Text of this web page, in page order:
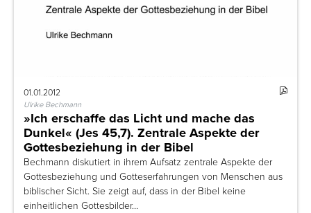
01.01.2012
Ulrike Bechmann
»Ich erschaffe das Licht und mache das
Dunkel« (Jes 45,7). Zentrale Aspekte der
Gottesbeziehung in der Bibel
Bechmann diskutiert in ihrem Aufsatz zentrale Aspekte der
Gottesbeziehung und Gotteserfahrungen von Menschen aus
biblischer Sicht. Sie zeigt auf, dass in der Bibel keine
einheitlichen Gottesbilder…